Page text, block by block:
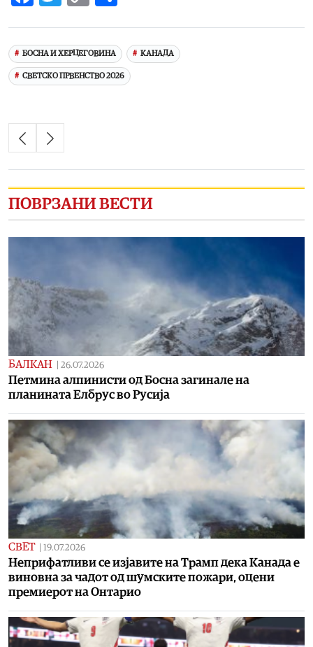
БОСНА И ХЕРЦЕГОВИНА КАНАДА
СВЕТСКО ПРВЕНСТВО 2026
ПОВРЗАНИ ВЕСТИ
БАЛКАН | 26.07.2026
Петмина алпинисти од Босна загинале на
планината Елбрус во Русија
СВЕТ | 19.07.2026
Неприфатливи се изјавите на Трамп дека Канада е
виновна за чадот од шумските пожари, оцени
премиерот на Онтарио